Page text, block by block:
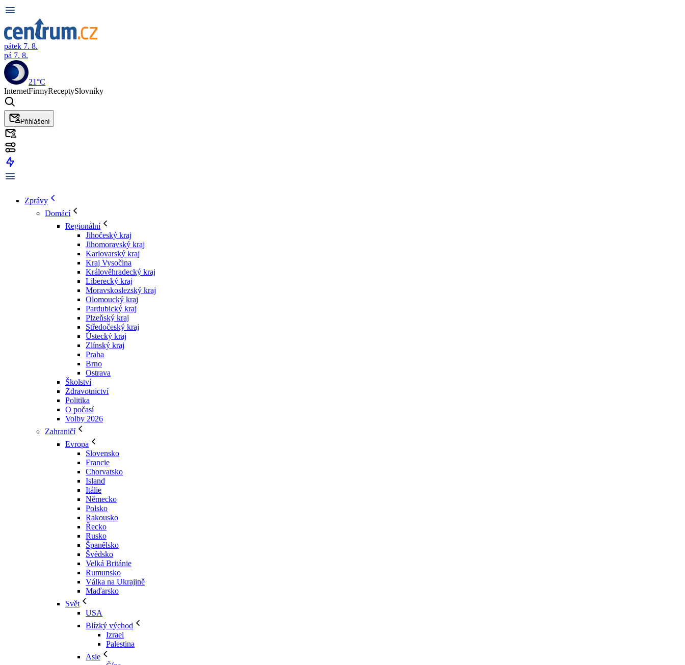
pátek 7. 8.
pá 7. 8.
21°C
InternetFirmyReceptySlovníky
Přihlášení
Zprávy
Domácí
Regionální
Jihočeský kraj
Jihomoravský kraj
Karlovarský kraj
Kraj Vysočina
Králověhradecký kraj
Liberecký kraj
Moravskoslezský kraj
Olomoucký kraj
Pardubický kraj
Plzeňský kraj
Středočeský kraj
Ústecký kraj
Zlínský kraj
Praha
Brno
Ostrava
Školství
Zdravotnictví
Politika
O počasí
Volby 2026
Zahraničí
Evropa
Slovensko
Francie
Chorvatsko
Island
Itálie
Německo
Polsko
Rakousko
Řecko
Rusko
Španělsko
Švédsko
Velká Británie
Rumunsko
Válka na Ukrajině
Maďarsko
Svět
USA
Blízký východ
Izrael
Palestina
Asie